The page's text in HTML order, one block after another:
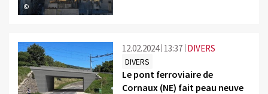
©
12.02.2024 13:37 DIVERS
DIVERS
Le pont ferroviaire de
Cornaux (NE) fait peau neuve